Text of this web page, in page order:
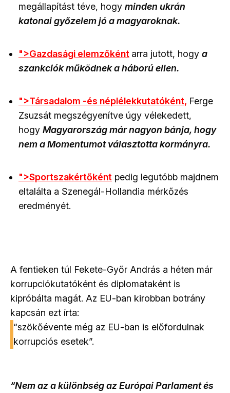
megállapítást téve, hogy minden ukrán
katonai győzelem jó a magyaroknak.
">Gazdasági elemzőként arra jutott, hogy a
szankciók működnek a háború ellen.
">Társadalom -és néplélekkutatóként, Ferge
Zsuzsát megszégyenítve úgy vélekedett,
hogy Magyarország már nagyon bánja, hogy
nem a Momentumot választotta kormányra.
">Sportszakértőként pedig legutóbb majdnem
eltalálta a Szenegál-Hollandia mérkőzés
eredményét.
A fentieken túl Fekete-Győr András a héten már
korrupciókutatóként és diplomataként is
kipróbálta magát. Az EU-ban kirobban botrány
kapcsán ezt írta:
“szökőévente még az EU-ban is előfordulnak
korrupciós esetek”.
“Nem az a különbség az Európai Parlament és